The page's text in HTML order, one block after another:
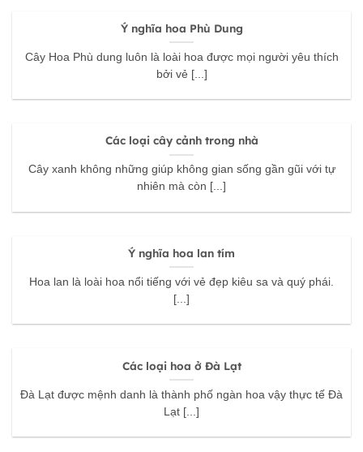
Ý nghĩa hoa Phù Dung
Cây Hoa Phù dung luôn là loài hoa được mọi người yêu thích
bởi vẻ [...]
Các loại cây cảnh trong nhà
Cây xanh không những giúp không gian sống gần gũi với tự
nhiên mà còn [...]
Ý nghĩa hoa lan tím
Hoa lan là loài hoa nổi tiếng với vẻ đẹp kiêu sa và quý phái.
[...]
Các loại hoa ở Đà Lạt
Đà Lạt được mệnh danh là thành phố ngàn hoa vậy thực tế Đà
Lạt [...]